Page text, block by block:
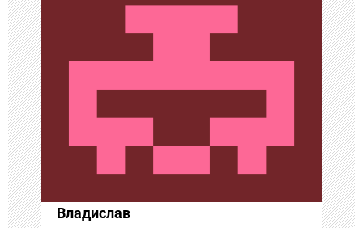
я
п
о
з
а
Владислав